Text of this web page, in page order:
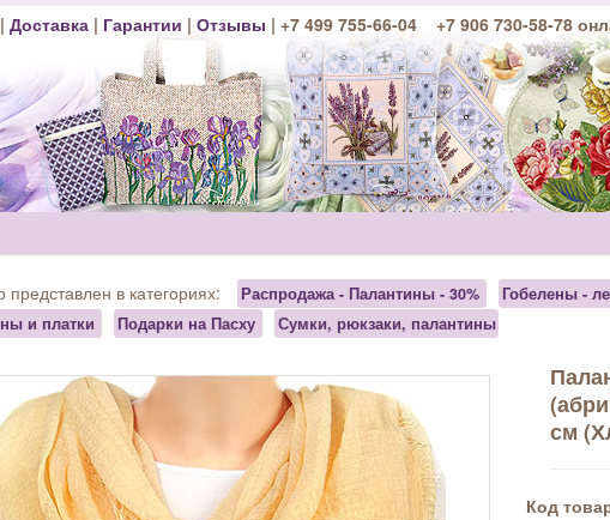
| Доставка| Гарантии | Отзывы | +7 499 755-66-04 +7 906 730-58-78
представлен в категориях: Распродажа - Палантины - 30% Гобелены -
и платки
Подарки на Пасху Сумки, рюкзаки, палантины
см
Код